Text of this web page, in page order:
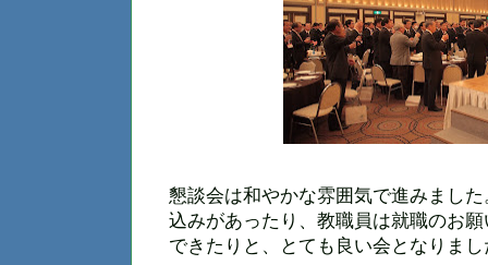
懇談会は和やかな雰囲気で進みまし
込みがあったり、教職員は就職のお
できたりと、とても良い会となりまし